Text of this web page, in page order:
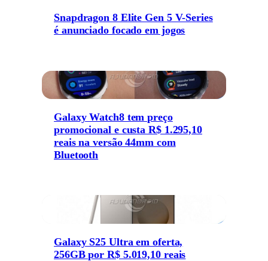
Snapdragon 8 Elite Gen 5 V-Series
é anunciado focado em jogos
Galaxy Watch8 tem preço
promocional e custa R$ 1.295,10
reais na versão 44mm com
Bluetooth
Galaxy S25 Ultra em oferta,
256GB por R$ 5.019,10 reais